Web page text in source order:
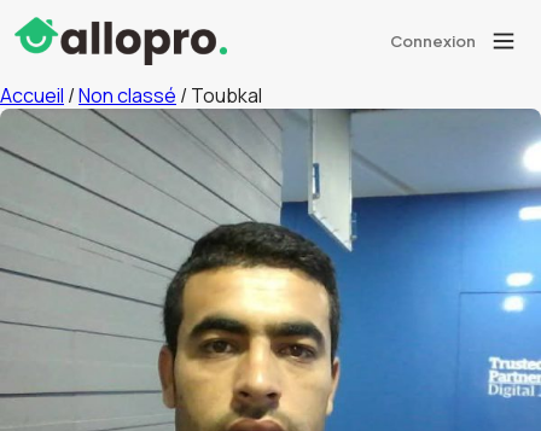
Connexion
Accueil /Non classé / Toubkal